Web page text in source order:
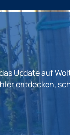
Update auf
entdecken,